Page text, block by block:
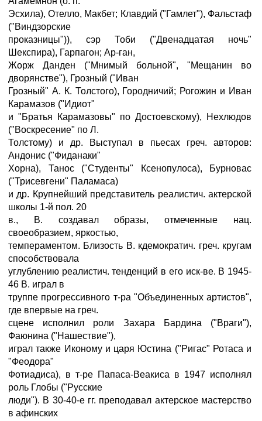
Эсхила), Отелло, Макбет; Клавдий ("Гамлет"), Фальстаф
("Виндзорские
проказницы")), сэр Тоби ("Двенадцатая ночь"
Шекспира), Гарпагон; Ар-ган,
Жорж Данден ("Мнимый больной", "Мещанин во
дворянстве"), Грозный ("Иван
Грозный" А. К. Толстого), Городничий; Рогожин и Иван
Карамазов ("Идиот"
и "Братья Карамазовы" по Достоевскому), Нехлюдов
("Воскресение" по Л.
Толстому) и др. Выступал в пьесах греч. авторов:
Андонис ("Фиданаки"
Хорна), Танос ("Студенты" Ксенопулоса), Бурновас
("Трисевгени" Паламаса)
и др. Крупнейший представитель реалистич. актерской
школы 1-й пол. 20
в., В. создавал образы, отмеченные нац.
своеобразием, яркостью,
темпераментом. Близость В. кдемократич. греч. кругам
способствовала
углублению реалистич. тенденций в его иск-ве. В 1945-
46 В. играл в
труппе прогрессивного т-ра "Объединенных артистов",
где впервые на греч.
сцене исполнил роли Захара Бардина ("Враги"),
Фаюнина ("Нашествие"),
играл также Иконому и царя Юстина ("Ригас" Ротаса и
"Феодора"
Фотиадиса), в т-ре Папаса-Веакиса в 1947 исполнял
роль Глобы ("Русские
люди"). В 30-40-е гг. преподавал актерское мастерство
в афинских